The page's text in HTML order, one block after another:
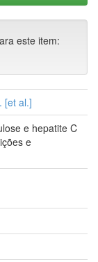
este item:
[et al.]
e hepatite C
e